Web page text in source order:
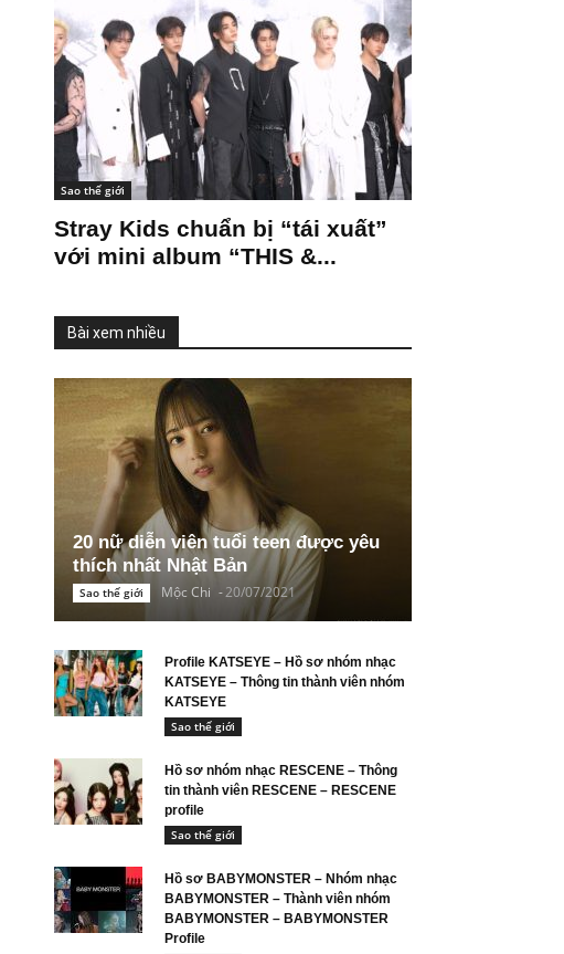
Sao thế giới
Stray Kids chuẩn bị “tái xuất”
với mini album “THIS &...
Bài xem nhiều
20 nữ diễn viên tuổi teen được yêu
thích nhất Nhật Bản
Sao thế giới Mộc Chi -20/07/2021
Profile KATSEYE – Hồ sơ nhóm nhạc
KATSEYE – Thông tin thành viên nhóm
KATSEYE
Sao thế giới
Hồ sơ nhóm nhạc RESCENE – Thông
tin thành viên RESCENE – RESCENE
profile
Sao thế giới
Hồ sơ BABYMONSTER – Nhóm nhạc
BABYMONSTER – Thành viên nhóm
BABYMONSTER – BABYMONSTER
Profile